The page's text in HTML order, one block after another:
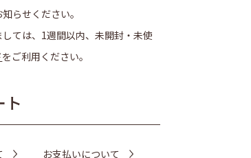
らせください。
ては、1週間以内、未開封・未使
をご利用ください。
ト
お支払いについて